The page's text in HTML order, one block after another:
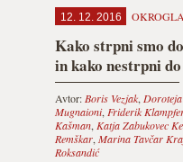
12. 12. 2016
Kako strpni smo
in kako nestrpni
Avtor: Boris Vezjak,
Mugnaioni, Friderik
Kašman, Katja Zabukovec
Remškar, Marina Tavčar
Roksandić